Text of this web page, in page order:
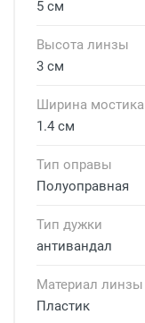
5 см
Высота линзы
3 см
Ширина мостика
1.4 см
Тип оправы
Полуоправная
Тип дужки
антивандал
Материал линзы
Пластик